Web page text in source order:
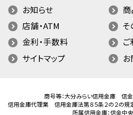
お知らせ
店舗・ATM
そ
金利・手数料
ご
サイトマップ
商号等：大分みらい信用金庫 信
信用金庫代理業 信用金庫法第８５条２の２の
所属信用金庫：信金中